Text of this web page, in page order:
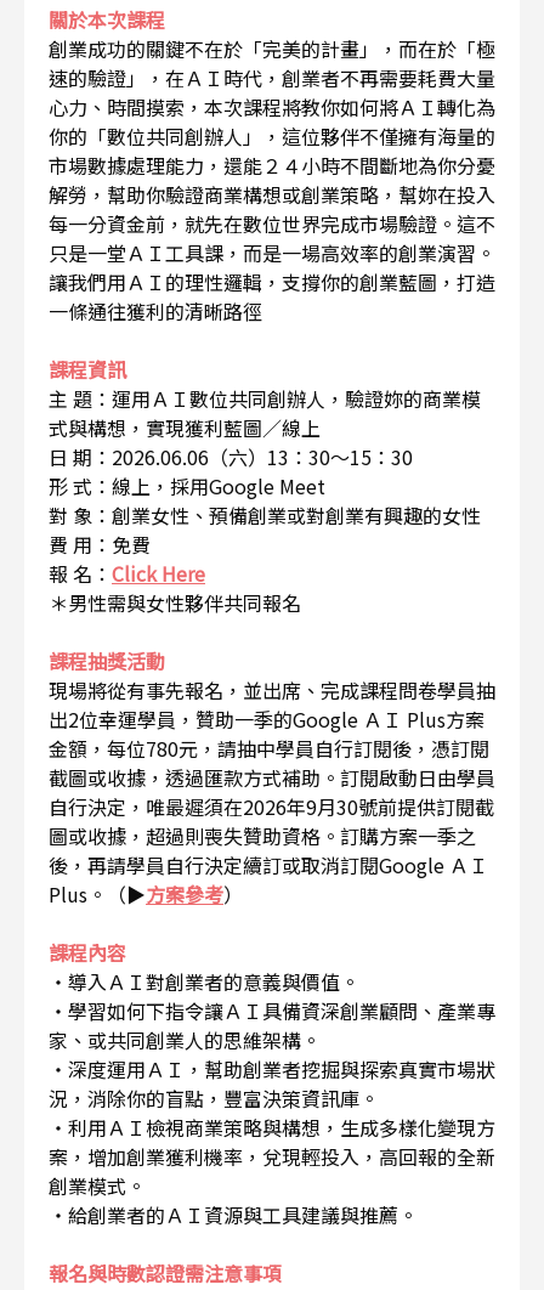
關於本次課程
創業成功的關鍵不在於「完美的計畫」，而在於「極
速的驗證」，在ＡＩ時代，創業者不再需要耗費大量
心力、時間摸索，本次課程將教你如何將ＡＩ轉化為
你的「數位共同創辦人」，這位夥伴不僅擁有海量的
市場數據處理能力，還能２４小時不間斷地為你分憂
解勞，幫助你驗證商業構想或創業策略，幫妳在投入
每一分資金前，就先在數位世界完成市場驗證。這不
只是一堂ＡＩ工具課，而是一場高效率的創業演習。
讓我們用ＡＩ的理性邏輯，支撐你的創業藍圖，打造
一條通往獲利的清晰路徑
課程資訊
主 題：運用ＡＩ數位共同創辦人，驗證妳的商業模
式與構想，實現獲利藍圖／線上
日 期：2026.06.06（六）13：30～15：30
形 式：線上，採用Google Meet
對 象：創業女性、預備創業或對創業有興趣的女性
費 用：免費
報 名： Click Here
＊男性需與女性夥伴共同報名
課程抽獎活動
現場將從有事先報名，並出席、完成課程問卷學員抽
出2位幸運學員，贊助一季的Google ＡＩ Plus方案
金額，每位780元，請抽中學員自行訂閱後，憑訂閱
截圖或收據，透過匯款方式補助。訂閱啟動日由學員
自行決定，唯最遲須在2026年9月30號前提供訂閱截
圖或收據，超過則喪失贊助資格。訂購方案一季之
後，再請學員自行決定續訂或取消訂閱Google ＡＩ
Plus。（▶方案參考）
課程內容
・導入ＡＩ對創業者的意義與價值。
・學習如何下指令讓ＡＩ具備資深創業顧問、產業專
家、或共同創業人的思維架構。
・深度運用ＡＩ，幫助創業者挖掘與探索真實市場狀
況，消除你的盲點，豐富決策資訊庫。
・利用ＡＩ檢視商業策略與構想，生成多樣化變現方
案，增加創業獲利機率，兌現輕投入，高回報的全新
創業模式。
・給創業者的ＡＩ資源與工具建議與推薦。
報名與時數認證需注意事項